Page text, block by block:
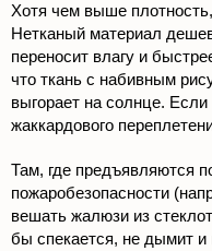
Хотя чем выше
Нетканый материал
переносит влагу и
что ткань с набивным
выгорает на солнце. Если
жаккардового
Там, где предъявляются
пожаробезопасности
вешать жалюзи из
бы спекается, не дымит